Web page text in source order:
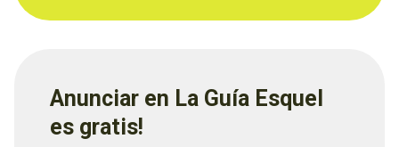
Anunciar en La Guía Esquel
es gratis!